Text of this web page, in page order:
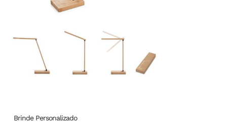
Brinde Personalizado